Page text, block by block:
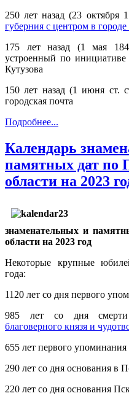
250 лет назад (23 октября
губерния с центром в
175 лет назад (1 мая
устроенный по
Кутузова
150 лет назад (1 июня ст.
городская почта
Подробнее...
Календарь
памятных дат по
области на 2023
знаменательных и
области на 2023 год
Некоторые крупные
года:
1120 лет со дня первого
985 лет со дня
благоверного князя и
655 лет первого упоминания
290 лет со дня основания в
220 лет со дня основания